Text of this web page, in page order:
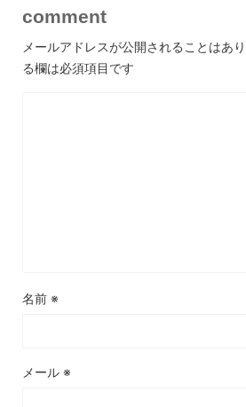
comment
メールアドレスが公開されることはあり
る欄は必須項目です
名前 ※
メール ※